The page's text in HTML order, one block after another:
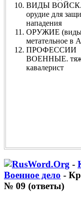
ВИДЫ ВОЙСК.
орудие для
нападения
ОРУЖИЕ
метательное в
ПРОФЕССИИ
ВОЕННЫЕ.
кавалерист
-
Военное дело -
№ 09 (ответы)